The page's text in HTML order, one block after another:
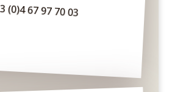
(0)4 67 97 70 03